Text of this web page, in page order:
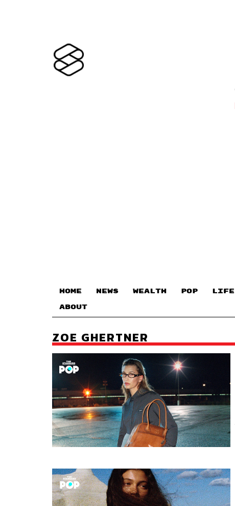
HOME NEWS WEALTH POP LIFE
ABOUT
ZOE GHERTNER